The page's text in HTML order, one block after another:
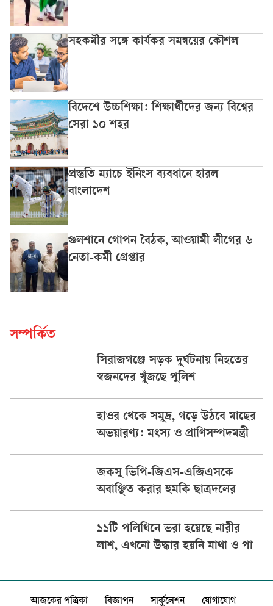
সহকর্মীর সঙ্গে কার্যকর সমন্বয়ের কৌশল
বিদেশে উচ্চশিক্ষা: শিক্ষার্থীদের জন্য বিশ্বের
সেরা ১০ শহর
প্রস্তুতি ম্যাচে ইনিংস ব্যবধানে হারল
বাংলাদেশ
গুলশানে গোপন বৈঠক, আওয়ামী লীগের ৬
নেতা-কর্মী গ্রেপ্তার
সম্পর্কিত
সিরাজগঞ্জে সড়ক দুর্ঘটনায় নিহতের
স্বজনদের খুঁজছে পুলিশ
হাওর থেকে সমুদ্র, গড়ে উঠবে মাছের
অভয়ারণ্য: মৎস্য ও প্রাণিসম্পদমন্ত্রী
জকসু ভিপি-জিএস-এজিএসকে
অবাঞ্ছিত করার হুমকি ছাত্রদলের
১১টি পলিথিনে ভরা হয়েছে নারীর
লাশ, এখনো উদ্ধার হয়নি মাথা ও পা
আজকের পত্রিকা বিজ্ঞাপন সার্কুলেশন যোগাযোগ